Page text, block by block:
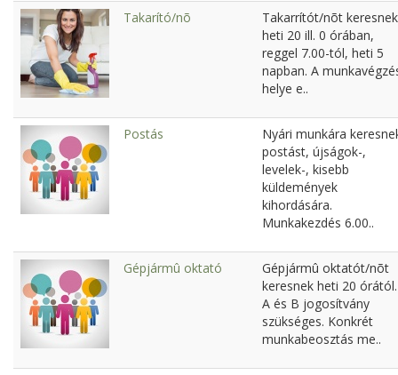
Takarító/nõ
Takarrítót/nõt keresnek
heti 20 ill. 0 órában,
reggel 7.00-tól, heti 5
napban. A
helye e..
Postás
Nyári munkára
postást, újságok-,
levelek-, kisebb
küldemények
kihordására.
Munkakezdés 6.00..
Gépjármû oktató
Gépjármû oktatót/nõt
keresnek heti 20 órától.
A és B jogosítvány
szükséges. Konkrét
munkabeosztás me..